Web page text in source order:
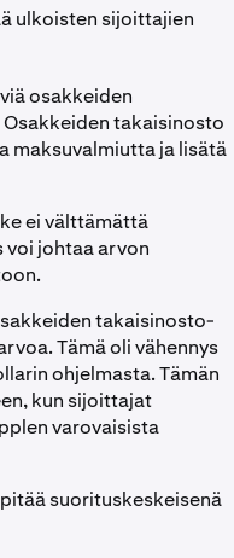
ulkoisten sijoittajien
osakkeiden
takaisinosto
maksuvalmiutta ja lisätä
ei välttämättä
johtaa arvon
takaisinosto-
Tämä oli vähennys
ohjelmasta. Tämän
kun sijoittajat
varovaisista
suorituskeskeisenä